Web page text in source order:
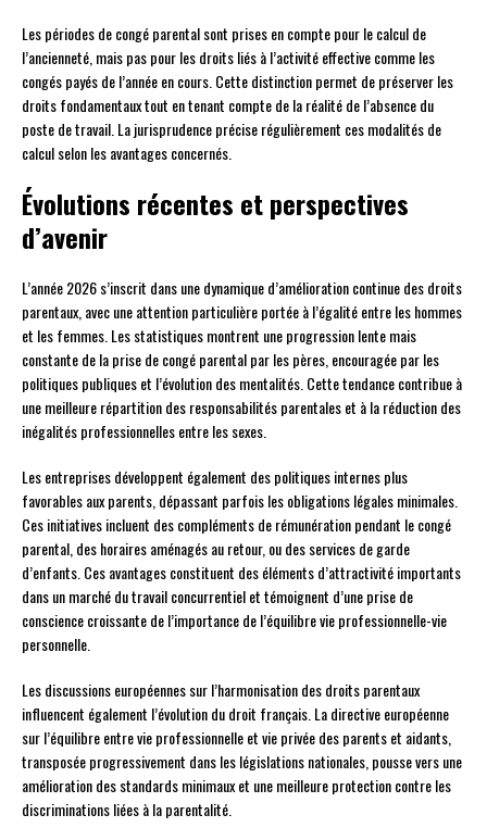
Les périodes de congé parental sont prises en compte pour le calcul de
l’ancienneté, mais pas pour les droits liés à l’activité effective comme les
congés payés de l’année en cours. Cette distinction permet de préserver les
droits fondamentaux tout en tenant compte de la réalité de l’absence du
poste de travail. La jurisprudence précise régulièrement ces modalités de
calcul selon les avantages concernés.
Évolutions récentes et perspectives
d’avenir
L’année 2026 s’inscrit dans une dynamique d’amélioration continue des droits
parentaux, avec une attention particulière portée à l’égalité entre les hommes
et les femmes. Les statistiques montrent une progression lente mais
constante de la prise de congé parental par les pères, encouragée par les
politiques publiques et l’évolution des mentalités. Cette tendance contribue à
une meilleure répartition des responsabilités parentales et à la réduction des
inégalités professionnelles entre les sexes.
Les entreprises développent également des politiques internes plus
favorables aux parents, dépassant parfois les obligations légales minimales.
Ces initiatives incluent des compléments de rémunération pendant le congé
parental, des horaires aménagés au retour, ou des services de garde
d’enfants. Ces avantages constituent des éléments d’attractivité importants
dans un marché du travail concurrentiel et témoignent d’une prise de
conscience croissante de l’importance de l’équilibre vie professionnelle-vie
personnelle.
Les discussions européennes sur l’harmonisation des droits parentaux
influencent également l’évolution du droit français. La directive européenne
sur l’équilibre entre vie professionnelle et vie privée des parents et aidants,
transposée progressivement dans les législations nationales, pousse vers une
amélioration des standards minimaux et une meilleure protection contre les
discriminations liées à la parentalité.